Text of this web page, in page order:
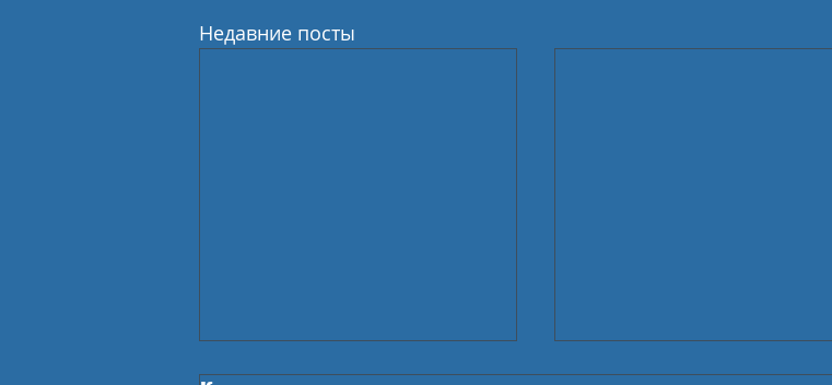
Недавние посты